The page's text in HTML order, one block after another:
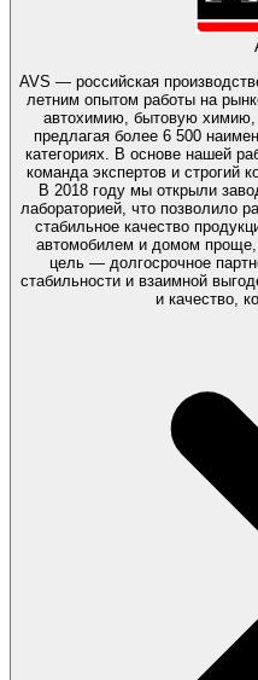
AVS — российская
летним опытом работы на
автохимию, бытовую химию,
предлагая более 6 500
категориях. В основе нашей
команда экспертов и строгий
В 2018 году мы открыли
лабораторией, что позволило
стабильное качество продукции. Мы стремимся делать
автомобилем и домом
цель — долгосрочное
стабильности и взаимной
и качество,